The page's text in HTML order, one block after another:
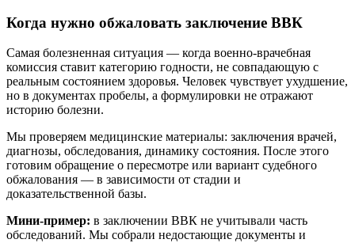
Когда нужно обжаловать заключение ВВК
Самая болезненная ситуация — когда военно-врачебная
комиссия ставит категорию годности, не совпадающую с
реальным состоянием здоровья. Человек чувствует ухудшение,
но в документах пробелы, а формулировки не отражают
историю болезни.
Мы проверяем медицинские материалы: заключения врачей,
диагнозы, обследования, динамику состояния. После этого
готовим обращение о пересмотре или вариант судебного
обжалования — в зависимости от стадии и
доказательственной базы.
Мини-пример: в заключении ВВК не учитывали часть
обследований. Мы собрали недостающие документы и